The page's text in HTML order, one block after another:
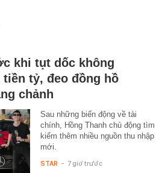
khi tụt dốc không
tỷ, đeo đồng hồ
chảnh
Sau những biến động về tài
chính, Hồng Thanh chủ động tìm
kiếm thêm nhiều nguồn thu nhập
mới.
STAR - 7 giờ trước